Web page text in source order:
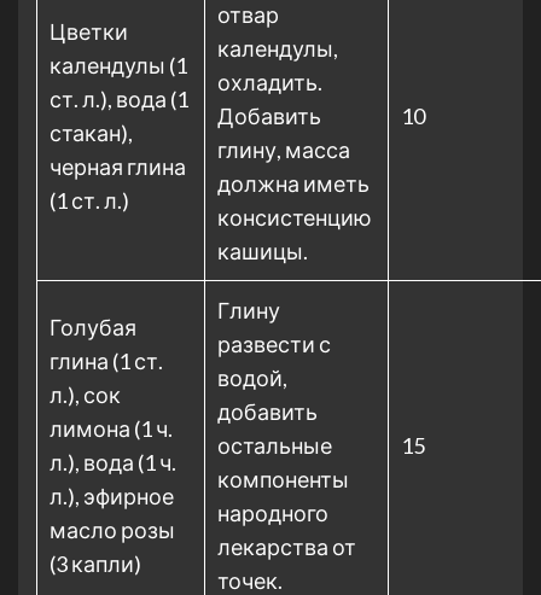
Цветки
календулы (1
ст. л.), вода (1
стакан),
черная глина
(1 ст. л.)
отвар
календулы,
охладить.
Добавить
глину, масса
должна иметь
консистенцию
кашицы.
10
Голубая
глина (1 ст.
л.), сок
лимона (1 ч.
л.), вода (1 ч.
л.), эфирное
масло розы
(3 капли)
Глину
развести с
водой,
добавить
остальные
компоненты
народного
лекарства от
точек.
15